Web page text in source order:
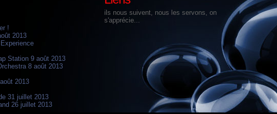
,site,vendée
!
2013
Station 9 août 2013
8 août 2013
2013
31 juillet 2013
26 juillet 2013
ils nous suivent, nous les servons, on
s'apprécie...